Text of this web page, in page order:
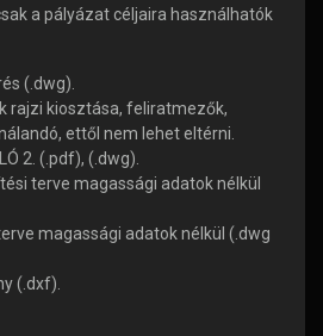
a pályázat céljaira használhatók
(.dwg).
rajzi kiosztása, feliratmezők,
ettől nem lehet eltérni.
2. (.pdf), (.dwg).
terve magassági adatok nélkül
magassági adatok nélkül (.dwg
(.dxf).